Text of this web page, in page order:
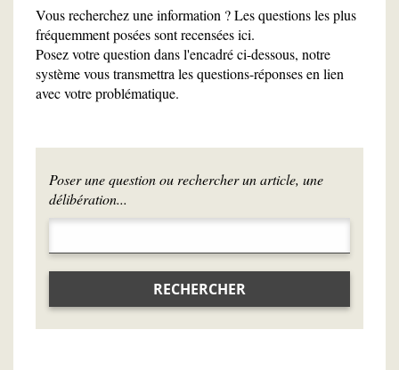
Vous recherchez une information ? Les questions les plus
fréquemment posées sont recensées ici.
Posez votre question dans l'encadré ci-dessous, notre
système vous transmettra les questions-réponses en lien
avec votre problématique.
Poser une question ou rechercher un article, une
délibération...
RECHERCHER